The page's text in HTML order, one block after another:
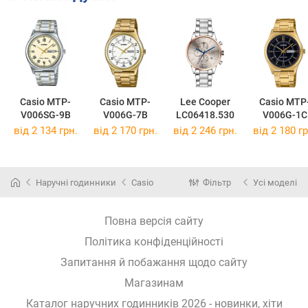
Casio MTP-
V006SG-9B
Casio MTP-
V006G-7B
Lee Cooper
LC06418.530
Casio
V006G-1C
від 2 134 грн. від 2 170 грн. від 2 246 грн. від 2 180
Наручні годинники Casio Фільтр Усі моделі
Повна версія сайту
Політика конфіденційності
Запитання й побажання щодо сайту
Магазинам
Каталог наручних годинників 2026 - новинки, хіти